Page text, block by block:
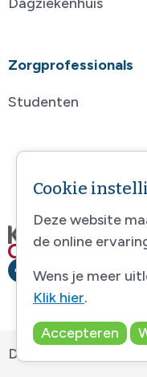
Zorgprofessionals
Studenten
Disclaimer
Cookie
Deze website
de online
Wens je meer
Klik hier.
Accepteren